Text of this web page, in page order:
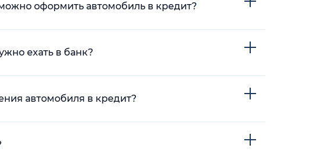
оформить автомобиль в кредит?
ехать в банк?
автомобиля в кредит?